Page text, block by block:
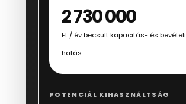
2 730 000
Ft / év becsült kapacitás- és bevételi
hatás
POTENCIÁL KIHASZNÁLTSÁG